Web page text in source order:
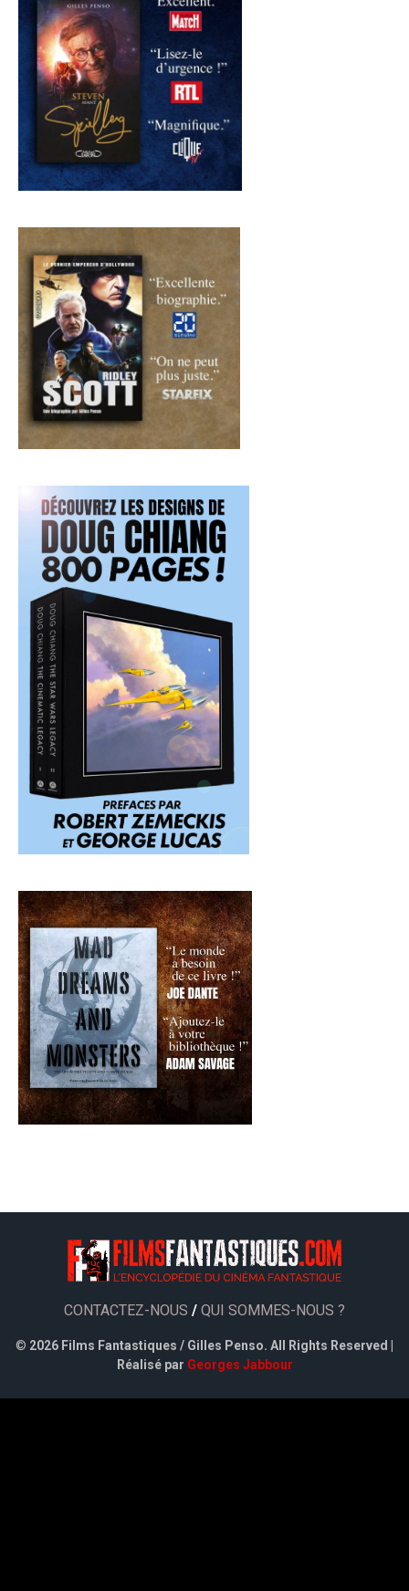
CONTACTEZ-NOUS / QUI SOMMES-NOUS ?
© 2026 Films Fantastiques / Gilles Penso. All Rights Reserved |
Réalisé par Georges Jabbour